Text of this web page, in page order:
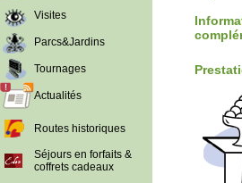
Visites
Parcs&Jardins
Tournages
Actualités
Routes historiques
Séjours en forfaits &
coffrets cadeaux